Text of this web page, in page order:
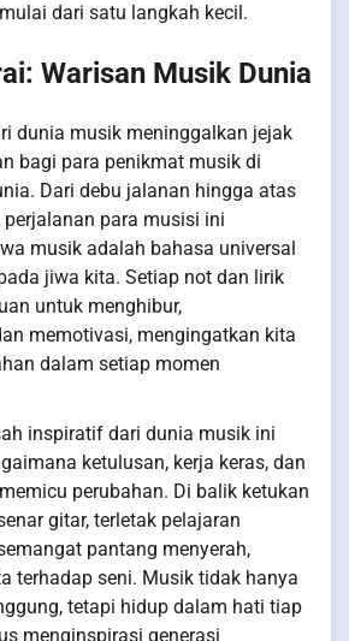
dari satu langkah kecil.
Warisan Musik Dunia
dunia musik meninggalkan jejak
bagi para penikmat musik di
Dari debu jalanan hingga atas
para musisi ini
musik adalah bahasa universal
jiwa kita. Setiap not dan lirik
untuk menghibur,
memotivasi, mengingatkan kita
dalam setiap momen
inspiratif dari dunia musik ini
ketulusan, kerja keras, dan
perubahan. Di balik ketukan
gitar, terletak pelajaran
pantang menyerah,
terhadap seni. Musik tidak hanya
tetapi hidup dalam hati tiap
menginspirasi generasi